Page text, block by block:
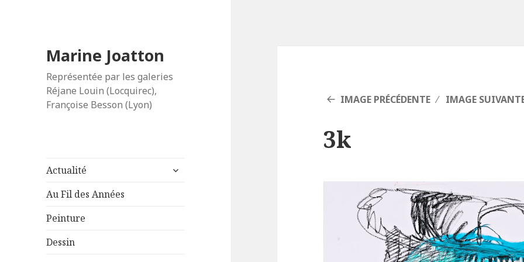
Marine Joatton
Représentée par les galeries
Réjane Louin (Locquirec),
Françoise Besson (Lyon)
Actualité
ouvrir
Au Fil des Années
Peinture
Dessin
IMAGE PRÉCÉDENTE IMAGE
3k